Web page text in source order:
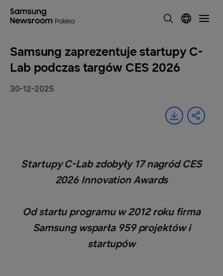
Samsung zaprezentuje startupy C-
Lab podczas targów CES 2026
30-12-2025
Startupy C-Lab zdobyły 17 nagród CES
2026 Innovation Awards
Od startu programu w 2012 roku firma
Samsung wsparła 959 projektów i
startupów